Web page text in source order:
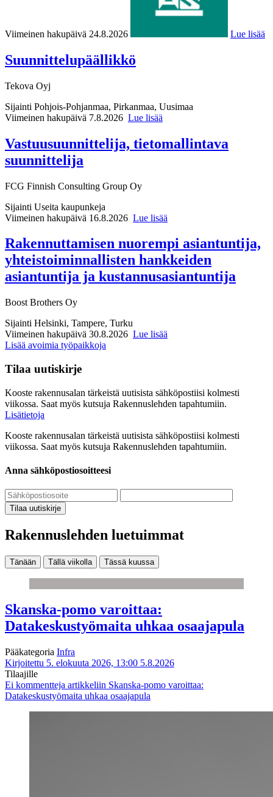
Viimeinen hakupäivä 24.8.2026 Lue lisää
Suunnittelupäällikkö
Tekova Oyj
Sijainti Pohjois-Pohjanmaa, Pirkanmaa, Uusimaa
Viimeinen hakupäivä 7.8.2026 Lue lisää
Vastuusuunnittelija, tietomallintava
suunnittelija
FCG Finnish Consulting Group Oy
Sijainti Useita kaupunkeja
Viimeinen hakupäivä 16.8.2026 Lue lisää
Rakennuttamisen nuorempi asiantuntija,
yhteistoiminnallisten hankkeiden
asiantuntija ja kustannusasiantuntija
Boost Brothers Oy
Sijainti Helsinki, Tampere, Turku
Viimeinen hakupäivä 30.8.2026 Lue lisää
Lisää avoimia työpaikkoja
Tilaa uutiskirje
Kooste rakennusalan tärkeistä uutisista sähköpostiisi kolmesti
viikossa. Saat myös kutsuja Rakennuslehden tapahtumiin.
Lisätietoja
Kooste rakennusalan tärkeistä uutisista sähköpostiisi kolmesti
viikossa. Saat myös kutsuja Rakennuslehden tapahtumiin.
Anna sähköpostiosoitteesi
Tilaa uutiskirje
Rakennuslehden luetuimmat
Tänään Tällä viikolla Tässä kuussa
Skanska-pomo varoittaa:
Datakeskustyömaita uhkaa osaajapula
Pääkategoria Infra
Kirjoitettu 5. elokuuta 2026, 13:00 5.8.2026
Tilaajille
Ei kommentteja artikkeliin Skanska-pomo varoittaa:
Datakeskustyömaita uhkaa osaajapula